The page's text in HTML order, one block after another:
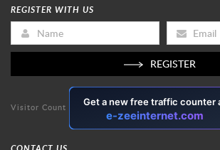
REGISTER WITH US
REGISTER
Visitor Count